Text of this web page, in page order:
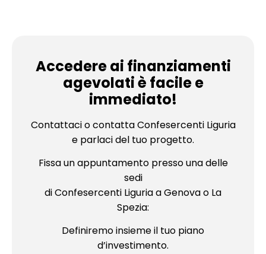
Accedere ai finanziamenti
agevolati è facile e
immediato!
Contattaci o contatta Confesercenti Liguria
e parlaci del tuo progetto.
Fissa un appuntamento presso una delle
sedi
di Confesercenti Liguria a Genova o La
Spezia:
Definiremo insieme il tuo piano
d’investimento.